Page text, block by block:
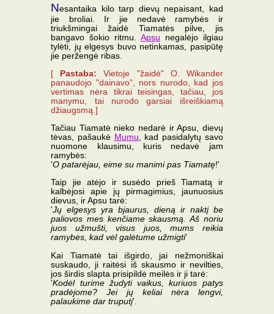
Nesantaika kilo tarp dievų nepaisant, kad
jie broliai. Ir jie nedavė ramybės ir
triukšmingai žaidė Tiamatės pilve, jis
bangavo šokio ritmu. Apsu negalėjo ilgiau
tylėti, jų elgesys buvo netinkamas, pasipūtę
jie peržengė ribas.
[
Pastaba: Vietoje "žaidė" O. Wikander
panaudojo "dainavo", nors nurodo, kad jos
vertimas nėra tikrai teisingas, tačiau, jos
manymu, tai nurodo garsiai išreiškiamą
džiaugsmą.]
Tačiau Tiamatė nieko nedarė ir Apsu, dievų
tėvas, pašaukė Mumu, kad pasidalytų savo
nuomone klausimu, kuris nedavė jam
ramybės:
'O patarėjau, eime su manimi pas Tiamatę!'
Taip jie atėjo ir susėdo prieš Tiamatą ir
kalbėjosi apie jų pirmagimius, jaunuosius
dievus, ir Apsu tarė:
'Jų elgesys yra bjaurus, dieną ir naktį be
paliovos mes kenčiame skausmą. Aš noriu
juos užmušti, visus juos, mums reikia
ramybės, kad vėl galėtume užmigti'
Kai Tiamatė tai išgirdo, jai nežmoniškai
suskaudo, ji raitėsi iš skausmo ir nevilties,
jos širdis slapta prisipildė meilės ir ji tarė:
'Kodėl turime žudyti vaikus, kuriuos patys
pradėjome? Jei jų keliai nėra lengvi,
palaukime dar truputį'.